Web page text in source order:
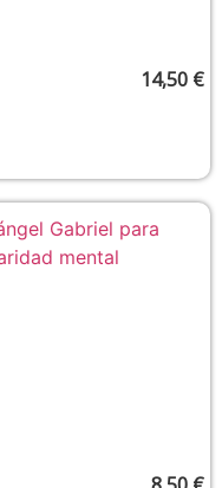
14,50 €